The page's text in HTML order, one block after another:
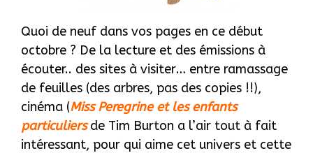
Quoi de neuf dans vos pages en ce début
octobre ? De la lecture et des émissions à
écouter.. des sites à visiter… entre ramassage
de feuilles (des arbres, pas des copies !!),
cinéma (Miss Peregrine et les enfants
particuliersde Tim Burton a l’air tout à fait
intéressant, pour qui aime cet univers et cette